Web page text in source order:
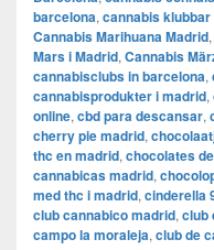
barcelona, cannabis
Cannabis Marihuana Madrid,
Mars i Madrid, Cannabis
cannabisclubs in barcelona,
cannabisprodukter i madrid,
online, cbd para descansar,
cherry pie madrid,
thc en madrid, chocolates
cannabicas madrid,
med thc i madrid, cinderella
club cannabico madrid, club
campo la moraleja, club de